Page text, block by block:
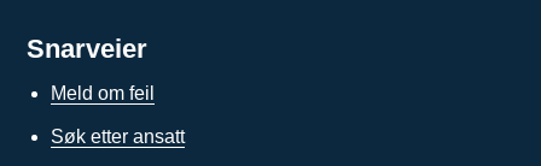
Snarveier
Meld om feil
Søk etter ansatt